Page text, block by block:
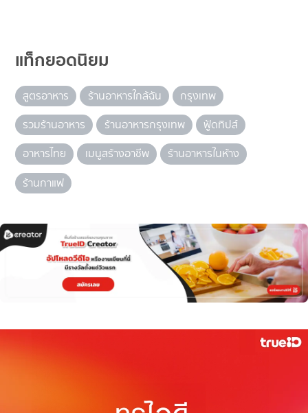
แท็กยอดนิยม
สูตรอาหาร ร้านอาหารใกล้ฉัน
กรุงเทพ
รวมร้านอาหาร
ร้านอาหารกรุงเทพ
ฟู้ดทิปส์
อาหารไทย
เมนูสร้างอาชีพ
ร้านอาหารในห้าง
ร้านกาแฟ